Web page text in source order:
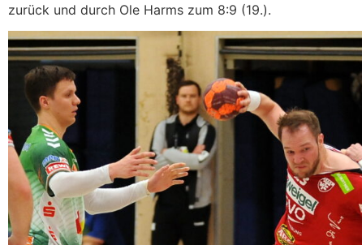
zurück und durch Ole Harms zum 8:9 (19.).